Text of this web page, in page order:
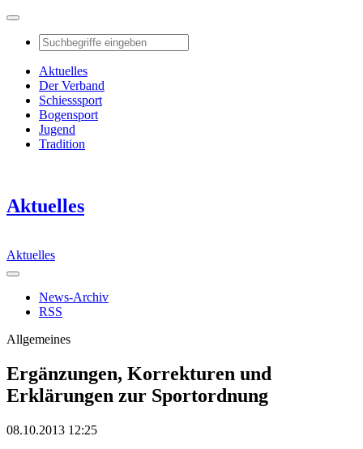
Aktuelles
Der Verband
Schiesssport
Bogensport
Jugend
Tradition
Aktuelles
Aktuelles
News-Archiv
RSS
Allgemeines
Ergänzungen, Korrekturen und
Erklärungen zur Sportordnung
08.10.2013 12:25